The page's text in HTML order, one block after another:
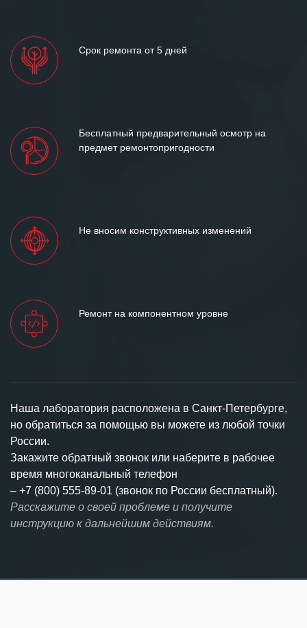
Срок ремонта от 5 дней
Бесплатный предварительный осмотр на
предмет ремонтопригодности
Не вносим конструктивных изменений
Ремонт на компонентном уровне
Наша лаборатория расположена в Санкт-Петербурге,
но обратиться за помощью вы можете из любой точки
России.
Закажите обратный звонок или наберите в рабочее
время многоканальный телефон
– +7 (800) 555-89-01 (звонок по России бесплатный).
Расскажите о своей проблеме и получите
инструкцию к дальнейшим действиям.